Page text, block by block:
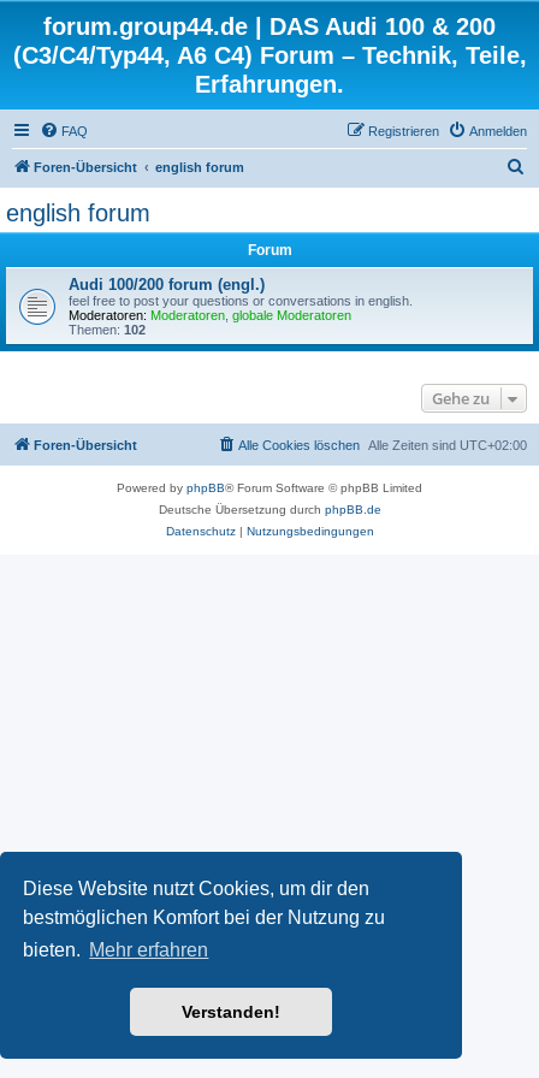
Diese Website nutzt Cookies, um dir den
bestmöglichen Komfort bei der Nutzung zu
bieten. Mehr erfahren
Verstanden!
forum.group44.de | DAS Audi 100 & 200
(C3/C4/Typ44, A6 C4) Forum – Technik, Teile,
Erfahrungen.
FAQ Anmelden
Registrieren
Foren-Übersicht english forum
english forum
Forum
Audi 100/200 forum (engl.)
feel free to post your questions or conversations in english.
Moderatoren: Moderatoren globale Moderatoren
Themen: 102
Gehe zu
Foren-Übersicht Alle Zeiten sind UTC+02:00
Alle Cookies löschen
Powered by phpBB® Forum Software © phpBB Limited
Deutsche Übersetzung durch phpBB.de
Datenschutz| Nutzungsbedingungen